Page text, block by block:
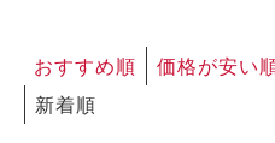
目的別に探す
おすすめ順 価格が安い
新着順